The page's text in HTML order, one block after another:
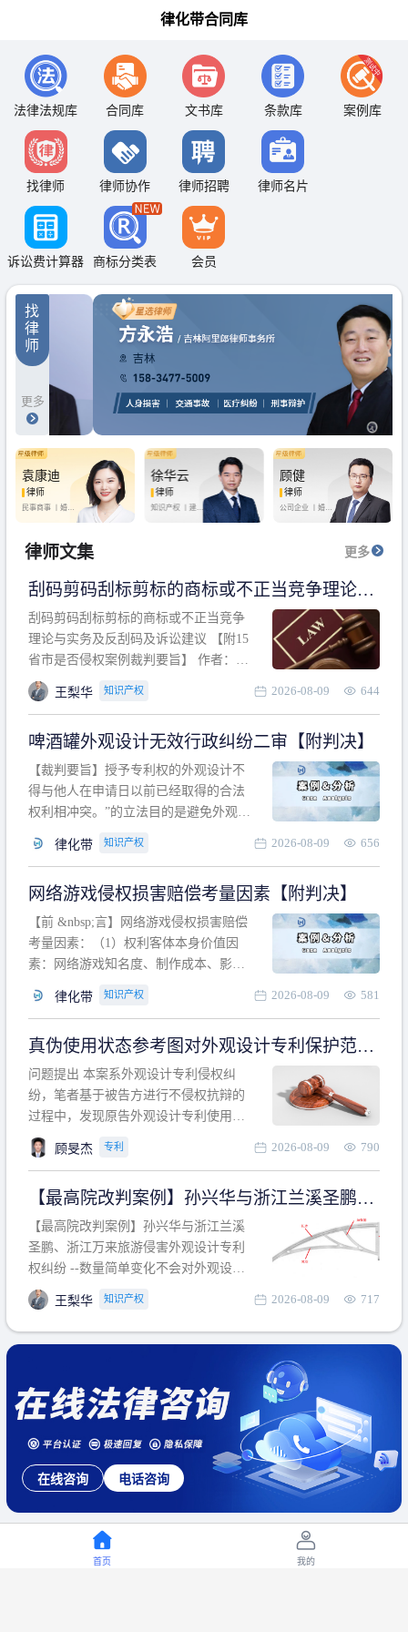
律化带合同库
法律法规库 合同库 文书库 条款库 案例库
找律师 律师协作 律师招聘 律师名片
诉讼费计算器 商标分类表 会员
找
律
师
更多
袁康迪
律师
民事商事 丨 婚姻
徐华云
律师
知识产权 丨 建设
顾健
律师
公司企业 丨婚姻
房产纠纷
律师文集 更多
刮码剪码刮标剪标的商标或不正当竞争理论与
实务及反刮码及诉讼建议 【附15省市是否侵权
案例裁判要旨】
刮码剪码刮标剪标的商标或不正当竞争
理论与实务及反刮码及诉讼建议 【附15
省市是否侵权案例裁判要旨】 作者：浙
江杭知桥律师事务所 王梨华 周靖超 【导
读】 第一部分：刮码剪码刮标剪标的商
诉讼建议 第二部分：15省市是否侵权案
例的裁判要旨 目录 第一部分、刮码剪码
刮
王梨华 知识产权 2026-08-09 644
啤酒罐外观设计无效行政纠纷二审【附判决】
【裁判要旨】授予专利权的外观设计不
得与他人在申请日以前已经取得的合法
权利相冲突。”的立法目的是避免外观设
冲突。基于此，凡是因该外观设计的实
于该款规定的规制范畴。“合法权利”不宜
作狭义解释，一般情况下，只要依法享
有的、在本专利申请日之
律化带 知识产权 2026-08-09 656
网络游戏侵权损害赔偿考量因素【附判决】
【前 &nbsp;言】网络游戏侵权损害赔偿
考量因素：（1）权利客体本身价值因
素：网络游戏知名度、制作成本、影响
利角度因素：被诉侵权游戏销售数量、
人数、活跃人数、市场占用率；（3）被
告主观因素：被告的主观恶意、是否明
知或应知、是否有
律化带 知识产权 2026-08-09 581
真伪使用状态参考图对外观设计专利保护范围
的影响
问题提出 本案系外观设计专利侵权纠
纷，笔者基于被告方进行不侵权抗辩的
过程中，发现原告外观设计专利使用状
态参考图中的外观设计与被告涉案商品
的视觉效果存在显著区别。故就使用状
保护范围确定进行了研究，将办案体会
与研究过程记录如下： 简要结论： 笔者
提出使用状态参考图应以
顾旻杰 专利 2026-08-09 790
【最高院改判案例】孙兴华与浙江兰溪圣鹏、
浙江万来旅游侵害外观设计专利权纠纷
【最高院改判案例】孙兴华与浙江兰溪
圣鹏、浙江万来旅游侵害外观设计专利
权纠纷 --数量简单变化不会对外观设计
产生视觉影响，及现有设计抗辩与专利
无效再审改判可以执行回转 【承办律
师】 王梨华 浙江杭知桥律师事务所 【案
民再2
王梨华 知识产权 2026-08-09 717
在线咨询 电话咨询
首页 我的